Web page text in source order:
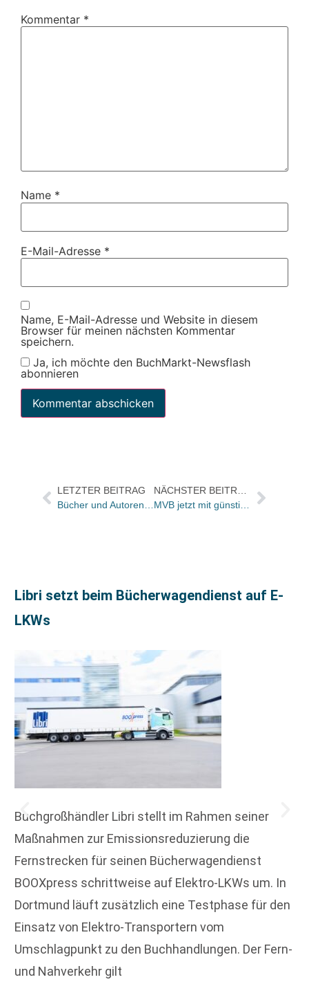
Kommentar *
Name *
E-Mail-Adresse *
Name, E-Mail-Adresse und Website in diesem
Browser für meinen nächsten Kommentar
speichern.
Ja, ich möchte den BuchMarkt-Newsflash
abonnieren
LETZTER BEITRAG
Libri setzt beim Bücherwagendienst auf E-
LKWs
Buchgroßhändler Libri stellt im Rahmen seiner
Maßnahmen zur Emissionsreduzierung die
Fernstrecken für seinen Bücherwagendienst
BOOXpress schrittweise auf Elektro-LKWs um. In
Dortmund läuft zusätzlich eine Testphase für den
Einsatz von Elektro-Transportern vom
Umschlagpunkt zu den Buchhandlungen. Der Fern-
und Nahverkehr gilt